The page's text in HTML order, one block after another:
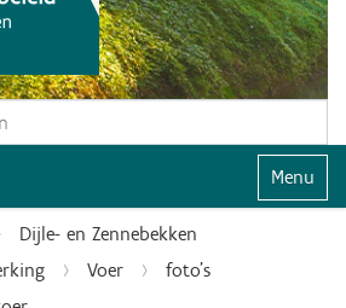
Klap
Dijle- en Zennebekken
Voer
foto's